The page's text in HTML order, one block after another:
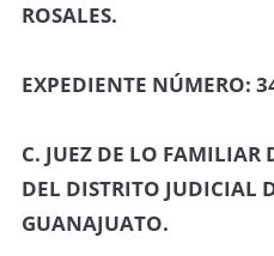
ROSALES.
EXPEDIENTE NÚMERO:
C. JUEZ DE LO FAMILIAR
DEL DISTRITO JUDICIAL
GUANAJUATO.